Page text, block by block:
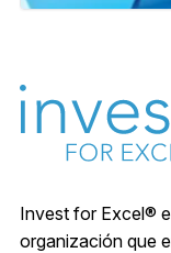
Invest for Excel®
organización que